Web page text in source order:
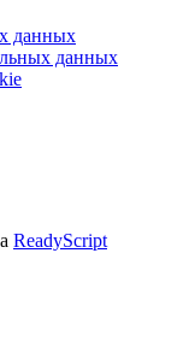
данных
данных
ReadyScript